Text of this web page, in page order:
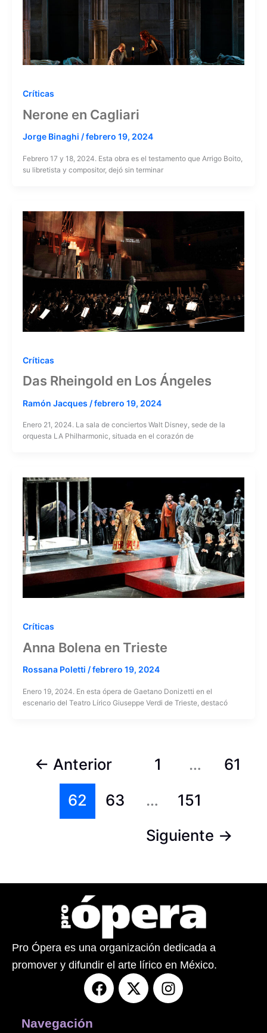
Críticas
Nerone en Cagliari
Jorge Binaghi /febrero 19, 2024
Febrero 17 y 18, 2024. Esta obra es el testamento que Arrigo Boito,
su libretista y compositor, dejó sin terminar
Críticas
Das Rheingold en Los Ángeles
Ramón Jacques /febrero 19, 2024
Enero 21, 2024. La sala de conciertos Walt Disney, sede de la
orquesta LA Philharmonic, situada en el corazón de
Críticas
Anna Bolena en Trieste
Rossana Poletti /febrero 19, 2024
Enero 19, 2024. En esta ópera de Gaetano Donizetti en el
escenario del Teatro Lírico Giuseppe Verdi de Trieste, destacó
← Anterior 1 …
61
62
63 …
151
Siguiente →
Pro Ópera es una organización dedicada a
promover y difundir el arte lírico en México.
F
a
X
-
I
n
Navegación